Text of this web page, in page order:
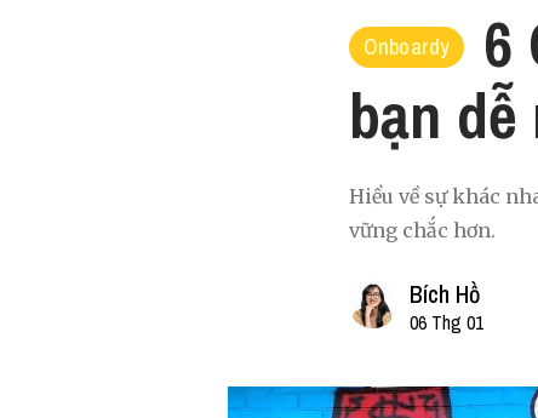
Onboardy
6
bạn
Hiểu về sự khác
vững chắc hơn.
Bích Hồ
06 Thg 01